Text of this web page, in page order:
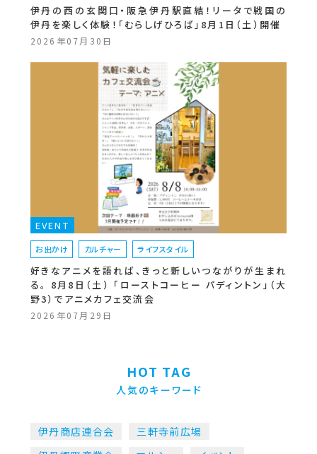
伊丹の西の玄関口・阪急伊丹駅直結！リータで戦国の
伊丹を楽しく体験！「むらしげひろば」8月1日（土）開催
2026年07月30日
EVENT
お出かけ カルチャー ライフスタイル
好きなアニメを語れば、きっと新しいつながりが生まれ
る。 8月8日（土） 「ローストコーヒー パディントン」（大
野3）でアニメカフェ交流会
2026年07月29日
HOT TAG
人気のキーワード
伊丹商店連合会
三軒寺前広場